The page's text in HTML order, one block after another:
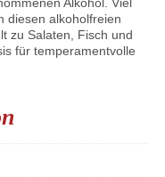
Alkohol. Viel
diesen alkoholfreien
zu Salaten, Fisch und
für temperamentvolle